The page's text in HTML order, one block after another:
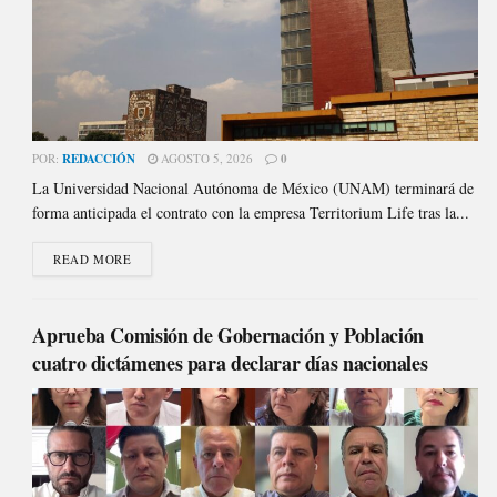
POR: REDACCIÓN AGOSTO 5, 2026 0
La Universidad Nacional Autónoma de México (UNAM) terminará de
forma anticipada el contrato con la empresa Territorium Life tras la...
READ MORE
Aprueba Comisión de Gobernación y Población
cuatro dictámenes para declarar días nacionales